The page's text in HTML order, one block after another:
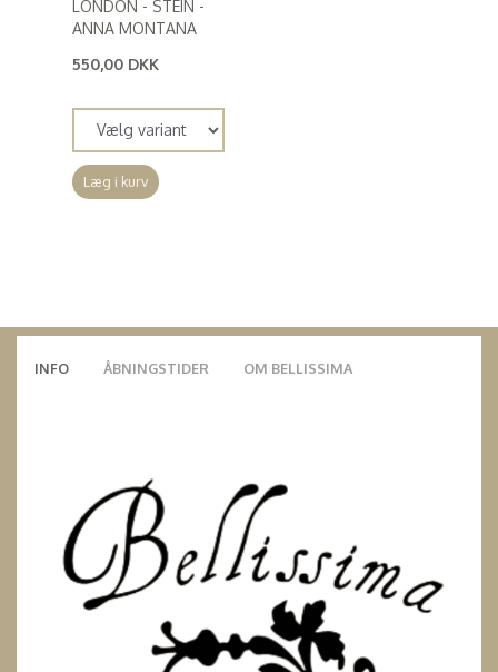
LONDON - STEIN -
ANNA MONTANA
550,00 DKK
Læg i kurv
INFO ÅBNINGSTIDER OM BELLISSIMA